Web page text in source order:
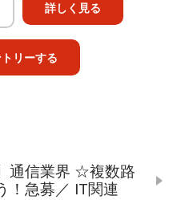
詳しく見る
リーする
通信業界 ☆複数路
！急募／ IT関連